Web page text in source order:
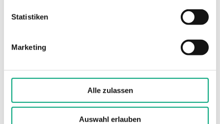
Statistiken
Marketing
Alle zulassen
Auswahl erlauben
TG-K3/NTC10-01
Messbereich, Temperatur